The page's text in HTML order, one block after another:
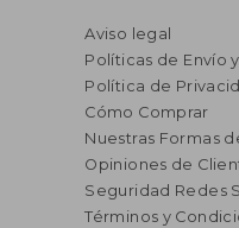
Aviso legal
Políticas de Envío
Política de
Cómo Comprar
Nuestras Formas
Opiniones de
Seguridad Redes
Términos y